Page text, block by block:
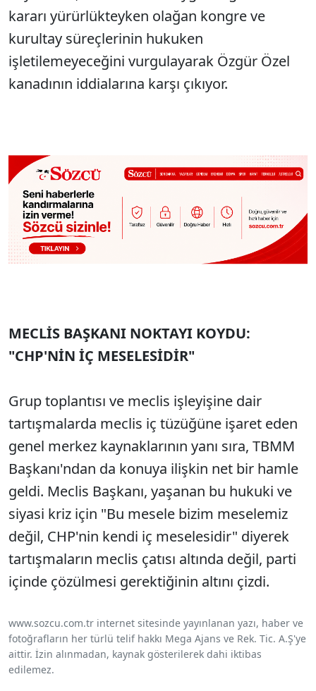
kararı yürürlükteyken olağan kongre ve
kurultay süreçlerinin hukuken
işletilemeyeceğini vurgulayarak Özgür Özel
kanadının iddialarına karşı çıkıyor.
MECLİS BAŞKANI NOKTAYI KOYDU:
"CHP'NİN İÇ MESELESİDİR"
Grup toplantısı ve meclis işleyişine dair
tartışmalarda meclis iç tüzüğüne işaret eden
genel merkez kaynaklarının yanı sıra, TBMM
Başkanı'ndan da konuya ilişkin net bir hamle
geldi. Meclis Başkanı, yaşanan bu hukuki ve
siyasi kriz için "Bu mesele bizim meselemiz
değil, CHP'nin kendi iç meselesidir" diyerek
tartışmaların meclis çatısı altında değil, parti
içinde çözülmesi gerektiğinin altını çizdi.
www.sozcu.com.tr internet sitesinde yayınlanan yazı, haber ve
fotoğrafların her türlü telif hakkı Mega Ajans ve Rek. Tic. A.Ş'ye
aittir. İzin alınmadan, kaynak gösterilerek dahi iktibas
edilemez.